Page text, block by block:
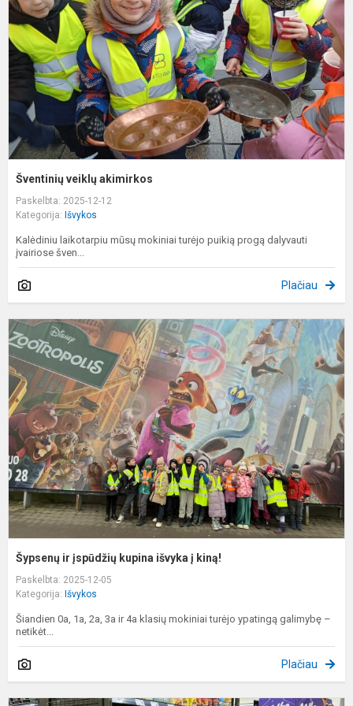
Šventinių veiklų akimirkos
Paskelbta: 2025-12-12
Kategorija: Išvykos
Kalėdiniu laikotarpiu mūsų mokiniai turėjo puikią progą dalyvauti
įvairiose šven...
Plačiau
Šypsenų ir įspūdžių kupina išvyka į kiną!
Paskelbta: 2025-12-05
Kategorija: Išvykos
Šiandien 0a, 1a, 2a, 3a ir 4a klasių mokiniai turėjo ypatingą galimybę –
netikėt...
Plačiau